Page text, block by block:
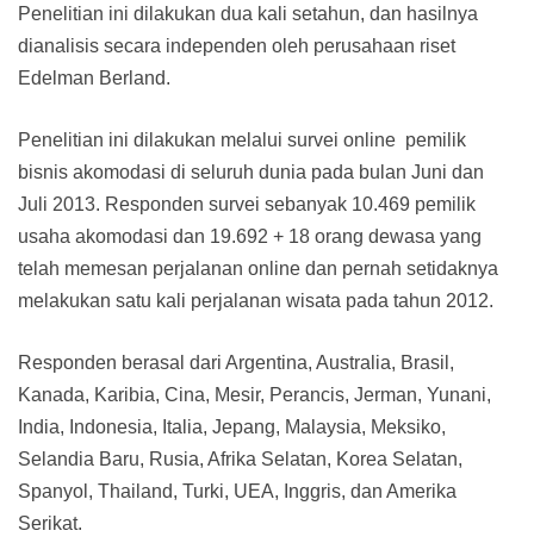
Penelitian ini dilakukan dua kali setahun, dan hasilnya
dianalisis secara independen oleh perusahaan riset
Edelman Berland.
Penelitian ini dilakukan melalui survei online pemilik
bisnis akomodasi di seluruh dunia pada bulan Juni dan
Juli 2013. Responden survei sebanyak 10.469 pemilik
usaha akomodasi dan 19.692 + 18 orang dewasa yang
telah memesan perjalanan online dan pernah setidaknya
melakukan satu kali perjalanan wisata pada tahun 2012.
Responden berasal dari Argentina, Australia, Brasil,
Kanada, Karibia, Cina, Mesir, Perancis, Jerman, Yunani,
India, Indonesia, Italia, Jepang, Malaysia, Meksiko,
Selandia Baru, Rusia, Afrika Selatan, Korea Selatan,
Spanyol, Thailand, Turki, UEA, Inggris, dan Amerika
Serikat.